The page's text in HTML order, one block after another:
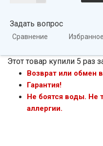
Задать вопрос
Сравнение Избранное
Этот товар купили 5 раз
Возврат или обмен
Гарантия!
Не боятся воды.
аллергии.